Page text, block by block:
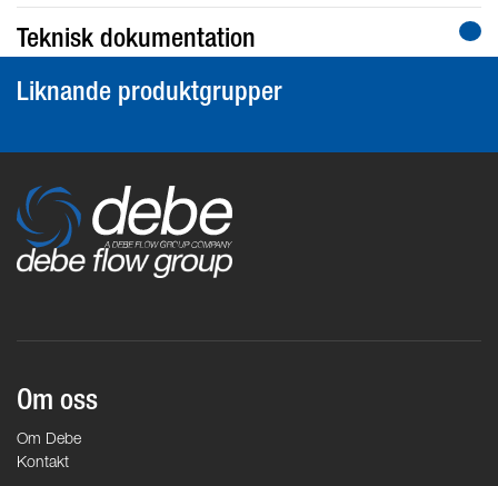
Teknisk dokumentation
Liknande produktgrupper
Om oss
Om Debe
Kontakt